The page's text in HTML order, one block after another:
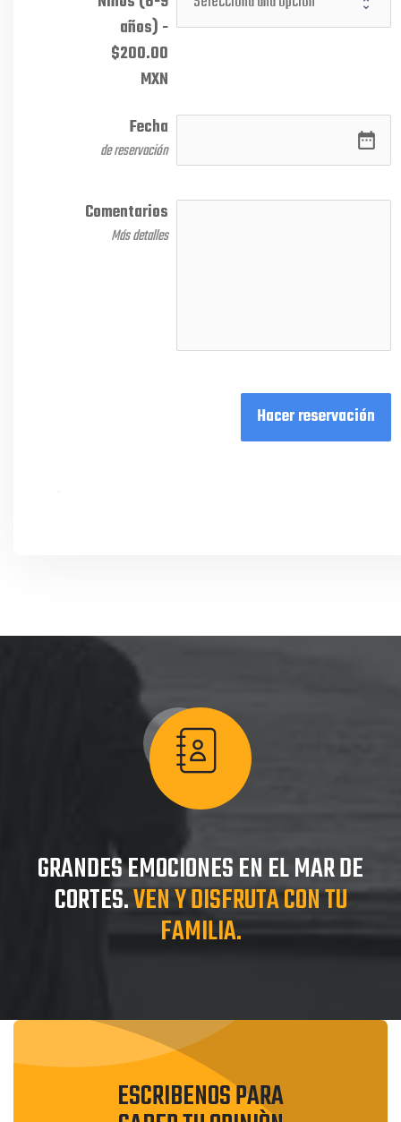
años) -
$200.00
MXN
Fecha
de reservación date_range
Comentarios
Más detalles
Hacer reservación
GRANDES EMOCIONES EN EL MAR DE
CORTES.VEN Y DISFRUTA CON TU
FAMILIA.
ESCRIBENOS PARA